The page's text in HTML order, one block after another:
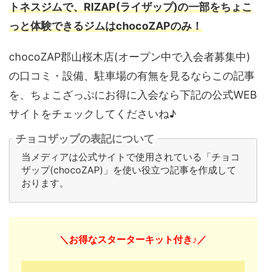
トネスジムで、RIZAP(ライザップ)の一部をちょこ
っと体験できるジムはchocoZAPのみ！
chocoZAP郡山桜木店(オープン中で入会者募集中)
の口コミ・設備、駐車場の有無を見るならこの記事
を、ちょこざっぷにお得に入会なら下記の公式WEB
サイトをチェックしてくださいね♪
チョコザップの表記について
当メディアは公式サイトで使用されている「チョコ
ザップ(chocoZAP)」を使い役立つ記事を作成して
おります。
＼お得なスターターキット付き♪／